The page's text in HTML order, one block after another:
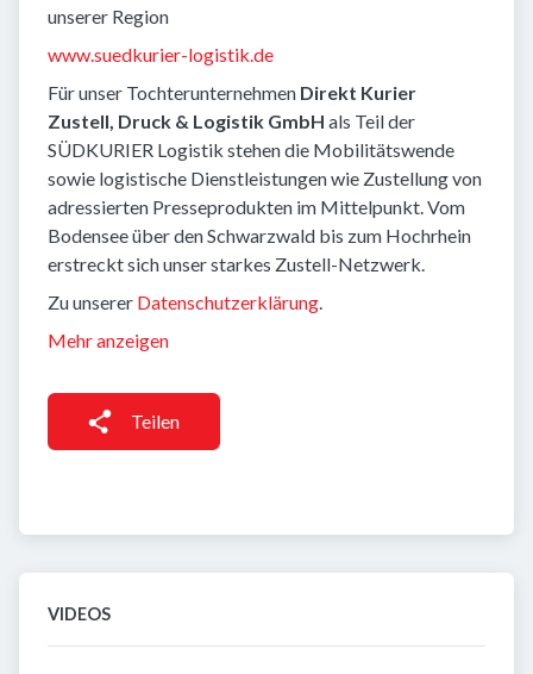
unserer Region
www.suedkurier-logistik.de
Für unser Tochterunternehmen Direkt Kurier
Zustell, Druck & Logistik GmbH als Teil der
SÜDKURIER Logistik stehen die Mobilitätswende
sowie logistische Dienstleistungen wie Zustellung von
adressierten Presseprodukten im Mittelpunkt. Vom
Bodensee über den Schwarzwald bis zum Hochrhein
erstreckt sich unser starkes Zustell-Netzwerk.
Zu unserer Datenschutzerklärung.
Mehr anzeigen
Teilen
VIDEOS